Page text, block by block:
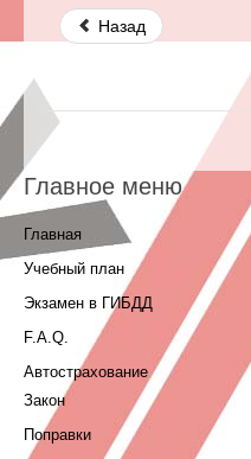
Назад
Главное меню
Главная
Учебный план
Экзамен в ГИБДД
F.A.Q.
Автострахование
Закон
Поправки